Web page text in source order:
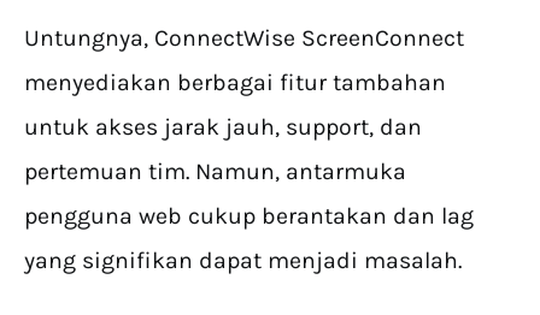
Untungnya, ConnectWise ScreenConnect
menyediakan berbagai fitur tambahan
untuk akses jarak jauh, support, dan
pertemuan tim. Namun, antarmuka
pengguna web cukup berantakan dan lag
yang signifikan dapat menjadi masalah.